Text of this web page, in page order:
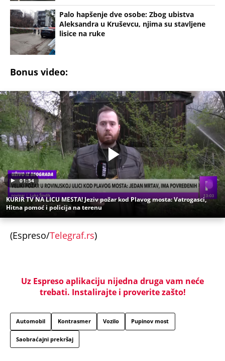
Palo hapšenje dve osobe: Zbog ubistva
Aleksandra u Kruševcu, njima su stavljene
lisice na ruke
Bonus video:
01:54
KURIR TV NA LICU MESTA! Jeziv požar kod Plavog mosta: Vatrogasci,
Hitna pomoć i policija na terenu
(Espreso/Telegraf.rs)
Uz Espreso aplikaciju nijedna druga vam neće
trebati. Instalirajte i proverite zašto!
Automobil Kontrasmer Vozilo Pupinov most
Saobraćajni prekršaj